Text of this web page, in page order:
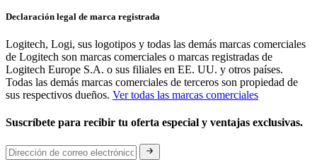
Declaración legal de marca registrada
Logitech, Logi, sus logotipos y todas las demás marcas comerciales
de Logitech son marcas comerciales o marcas registradas de
Logitech Europe S.A. o sus filiales en EE. UU. y otros países.
Todas las demás marcas comerciales de terceros son propiedad de
sus respectivos dueños. Ver todas las marcas comerciales
Suscríbete para recibir tu oferta especial y ventajas exclusivas.